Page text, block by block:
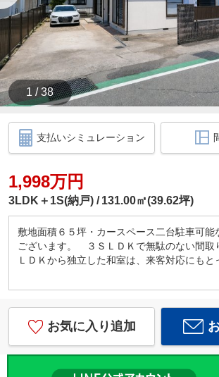
1 / 38
支払いシミュレーション
1,998万円
3LDK＋1S(納戸) 131.00㎡(39.62坪)
敷地面積６５坪・カースペース二台駐車可能
ございます。 ３ＳＬＤＫで無駄のない間取
ＬＤＫから独立した和室は、来客対応にもと
お気に入り追加